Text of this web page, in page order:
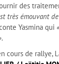
des
très émouvant
Yasmina qui
.
cours de rallye,